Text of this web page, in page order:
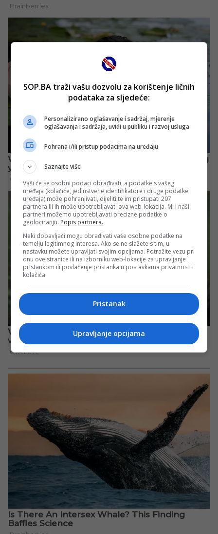
SOP.BA traži vašu dozvolu za korištenje ličnih
podataka za sljedeće:
Personalizirano oglašavanje i sadržaj, mjerenje
oglašavanja i sadržaja, uvidi u publiku i razvoj usluga
Pohrana i/ili pristup podacima na uređaju
Saznajte više
Vaši će se osobni podaci obrađivati, a podatke s vašeg
uređaja (kolačiće, jedinstvene identifikatore i druge podatke
uređaja) može pohranjivati, dijeliti te im pristupati 207
partnera ili ih može upotrebljavati ova web-lokacija. Mi i naši
partneri možemo upotrebljavati precizne podatke o
geolociranju. Popis partnera.
Neki dobavljači mogu obrađivati vaše osobne podatke na
temelju legitimnog interesa. Ako se ne slažete s tim, u
nastavku možete upravljati svojim opcijama. Potražite vezu pri
dnu ove stranice ili na izborniku web-lokacije za upravljanje
pristankom ili povlačenje pristanka u postavkama privatnosti i
kolačića.
Pristanak
Upravljanje opcijama